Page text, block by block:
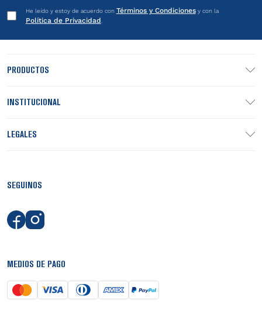
He leído y estoy de acuerdo con Términos y Condicionesy con la
Política de Privacidad
PRODUCTOS
INSTITUCIONAL
LEGALES
SEGUINOS
MEDIOS DE PAGO